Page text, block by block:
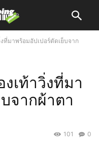
ที่มาพร้อมอัปเปอร์ตัดเย็บจาก
งเท้าวิ่งที่มา
จากผ้าตา
0
101